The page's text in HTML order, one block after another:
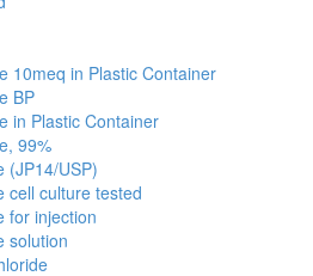
10meq in Plastic Container
BP
in Plastic Container
99%
(JP14/USP)
cell culture tested
for injection
solution